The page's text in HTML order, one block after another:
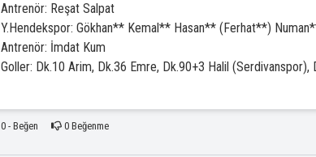
Antrenör: Reşat Salpat
Y.Hendekspor: Gökhan** Kemal** Hasan** (Ferhat**)
Antrenör: İmdat Kum
Goller: Dk.10 Arim, Dk.36 Emre, Dk.90+3 Halil (Serdivanspor),
0- Beğen 0Beğenme